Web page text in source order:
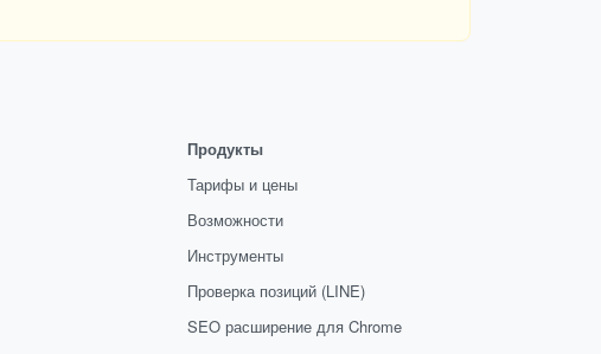
Продукты
Тарифы и цены
Возможности
Инструменты
Проверка позиций (LINE)
SEO расширение для Chrome